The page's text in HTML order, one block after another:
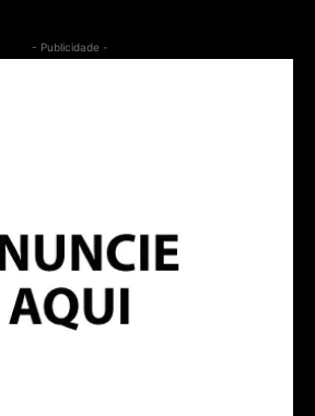
- Publicidade -